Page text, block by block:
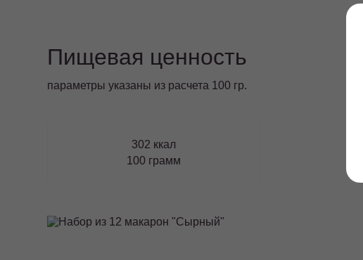
Пищевая ценность
параметры указаны из расчета 100 гр.
302 ккал
100 грамм